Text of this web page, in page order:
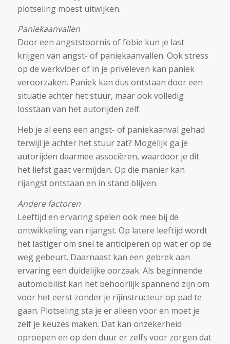
plotseling moest uitwijken.
Paniekaanvallen
Door een angststoornis of fobie kun je last
krijgen van angst- of paniekaanvallen. Ook stress
op de werkvloer of in je privéleven kan paniek
veroorzaken. Paniek kan dus ontstaan door een
situatie achter het stuur, maar ook volledig
losstaan van het autorijden zelf.
Heb je al eens een angst- of paniekaanval gehad
terwijl je achter het stuur zat? Mogelijk ga je
autorijden daarmee associëren, waardoor je dit
het liefst gaat vermijden. Op die manier kan
rijangst ontstaan en in stand blijven.
Andere factoren
Leeftijd en ervaring spelen ook mee bij de
ontwikkeling van rijangst. Op latere leeftijd wordt
het lastiger om snel te anticiperen op wat er op de
weg gebeurt. Daarnaast kan een gebrek aan
ervaring een duidelijke oorzaak. Als beginnende
automobilist kan het behoorlijk spannend zijn om
voor het eerst zonder je rijinstructeur op pad te
gaan. Plotseling sta je er alleen voor en moet je
zelf je keuzes maken. Dat kan onzekerheid
oproepen en op den duur er zelfs voor zorgen dat